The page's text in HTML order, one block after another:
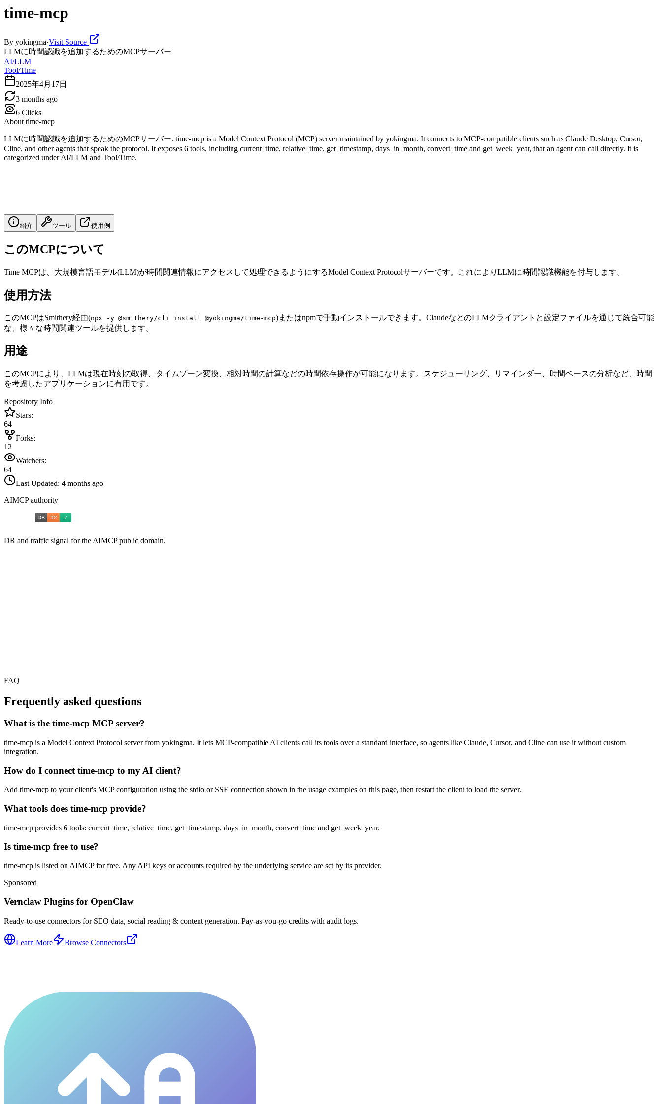
time-mcp
By yokingma·Visit Source
LLMに時間認識を追加するためのMCPサーバー
AI/LLM
Tool/Time
2025年4月17日
3 months ago
6 Clicks
About time-mcp
LLMに時間認識を追加するためのMCPサーバー. time-mcp is a Model Context Protocol (MCP) server maintained by yokingma. It connects to MCP-compatible clients such as Claude Desktop, Cursor,
Cline, and other agents that speak the protocol. It exposes 6 tools, including current_time, relative_time, get_timestamp, days_in_month, convert_time and get_week_year, that an agent can call directly. It is
categorized under AI/LLM and Tool/Time.
紹介 ツール 使用例
このMCPについて
Time MCPは、大規模言語モデル(LLM)が時間関連情報にアクセスして処理できるようにするModel Context Protocolサーバーです。これによりLLMに時間認識機能を付与します。
使用方法
このMCPはSmithery経由(npx -y @smithery/cli install @yokingma/time-mcp)またはnpmで手動インストールできます。ClaudeなどのLLMクライアントと設定ファイルを通じて統合可能
な、様々な時間関連ツールを提供します。
用途
このMCPにより、LLMは現在時刻の取得、タイムゾーン変換、相対時間の計算などの時間依存操作が可能になります。スケジューリング、リマインダー、時間ベースの分析など、時間
を考慮したアプリケーションに有用です。
Repository Info
Stars:
64
Forks:
12
Watchers:
64
Last Updated: 4 months ago
AIMCP authority
DR and traffic signal for the AIMCP public domain.
FAQ
Frequently asked questions
What is the time-mcp MCP server?
time-mcp is a Model Context Protocol server from yokingma. It lets MCP-compatible AI clients call its tools over a standard interface, so agents like Claude, Cursor, and Cline can use it without custom
integration.
How do I connect time-mcp to my AI client?
Add time-mcp to your client's MCP configuration using the stdio or SSE connection shown in the usage examples on this page, then restart the client to load the server.
What tools does time-mcp provide?
time-mcp provides 6 tools: current_time, relative_time, get_timestamp, days_in_month, convert_time and get_week_year.
Is time-mcp free to use?
time-mcp is listed on AIMCP for free. Any API keys or accounts required by the underlying service are set by its provider.
Sponsored
Vernclaw Plugins for OpenClaw
Ready-to-use connectors for SEO data, social reading & content generation. Pay-as-you-go credits with audit logs.
Learn More Browse Connectors